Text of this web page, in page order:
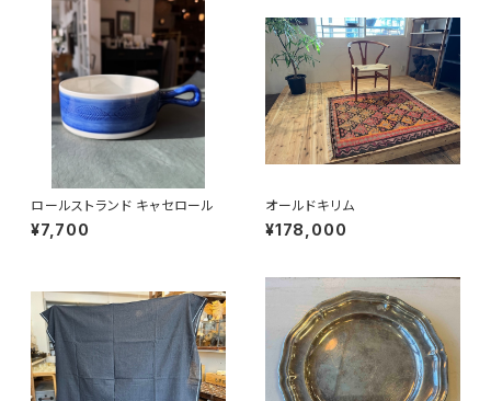
ロールストランド キャセロール
¥7,700
オールドキリム
¥178,000